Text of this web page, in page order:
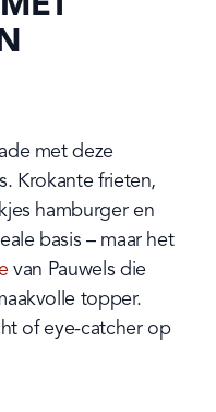
met deze
Krokante frieten,
hamburger en
basis – maar het
van Pauwels die
topper.
of eye-catcher op